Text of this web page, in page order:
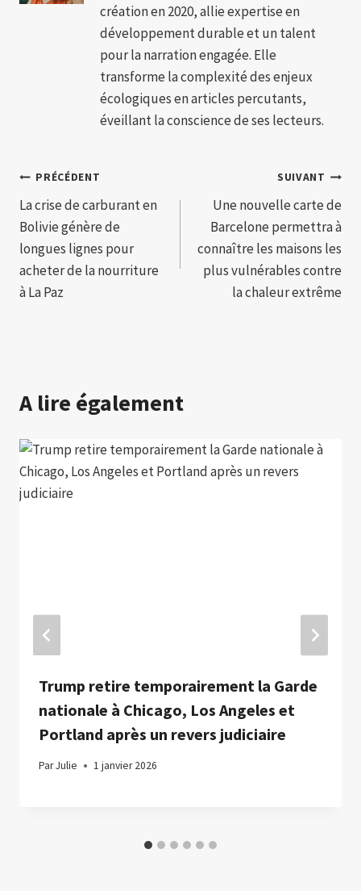
création en 2020, allie expertise en
développement durable et un talent
pour la narration engagée. Elle
transforme la complexité des enjeux
écologiques en articles percutants,
éveillant la conscience de ses lecteurs.
Navigation
de
l’article
PRÉCÉDENT
La crise de carburant en
Bolivie génère de
longues lignes pour
acheter de la nourriture
à La Paz
SUIVANT
Une nouvelle carte de
Barcelone permettra à
connaître les maisons les
plus vulnérables contre
la chaleur extrême
A lire également
Trump retire temporairement la Garde
nationale à Chicago, Los Angeles et
Portland après un revers judiciaire
ParJulie 1 janvier 2026